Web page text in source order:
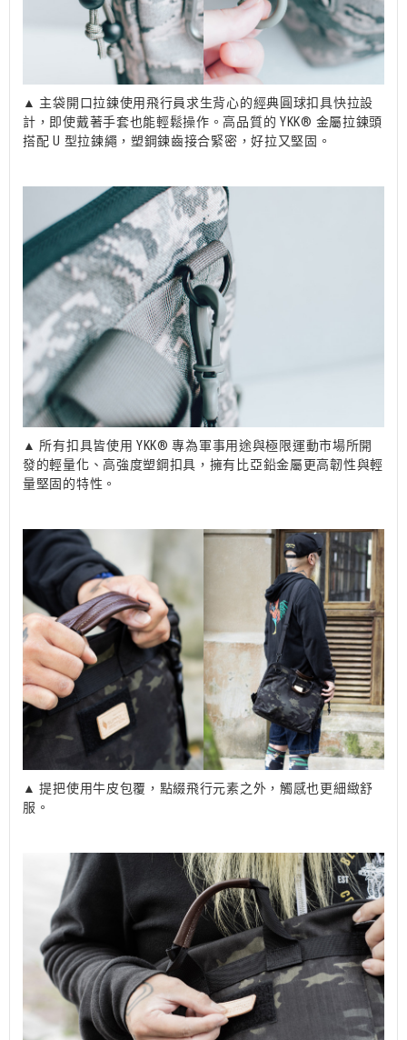
▲ 主袋開口拉鍊使用飛行員求生背心的經典圓球扣具快拉設
計，即使戴著手套也能輕鬆操作。高品質的 YKK® 金屬拉鍊頭
搭配 U 型拉鍊繩，塑鋼鍊齒接合緊密，好拉又堅固。
▲ 所有扣具皆使用 YKK® 專為軍事用途與極限運動市場所開
發的輕量化、高強度塑鋼扣具，擁有比亞鉛金屬更高韌性與輕
量堅固的特性。
▲ 提把使用牛皮包覆，點綴飛行元素之外，觸感也更細緻舒
服。